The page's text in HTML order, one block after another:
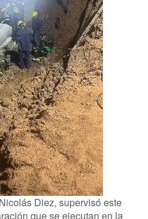
Diez, supervisó este
que se ejecutan en la